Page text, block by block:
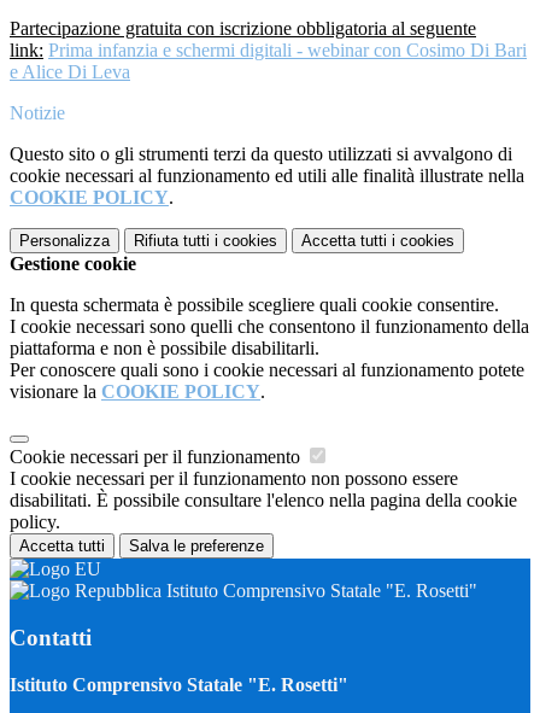
Partecipazione gratuita con iscrizione obbligatoria al seguente
link: Prima infanzia e schermi digitali - webinar con Cosimo Di Bari
e Alice Di Leva
Notizie
Questo sito o gli strumenti terzi da questo utilizzati si avvalgono di
cookie necessari al funzionamento ed utili alle finalità illustrate nella
COOKIE POLICY.
Personalizza Rifiuta tutti i cookies Accetta tutti i cookies
Gestione cookie
In questa schermata è possibile scegliere quali cookie consentire.
I cookie necessari sono quelli che consentono il funzionamento della
piattaforma e non è possibile disabilitarli.
Per conoscere quali sono i cookie necessari al funzionamento potete
visionare la COOKIE POLICY.
Cookie necessari per il funzionamento
I cookie necessari per il funzionamento non possono essere
disabilitati. È possibile consultare l'elenco nella pagina della cookie
policy.
Accetta tutti Salva le preferenze
Istituto Comprensivo Statale "E. Rosetti"
Contatti
Istituto Comprensivo Statale "E. Rosetti"